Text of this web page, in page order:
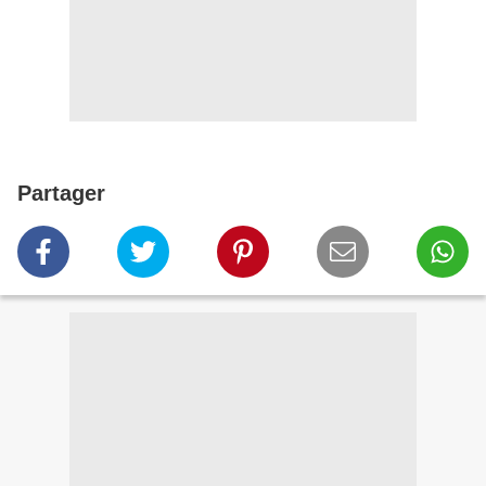
Partager